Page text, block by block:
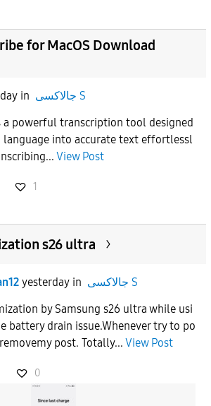
for MacOS Download
in
جالاكسى S
a powerful transcription tool designed
language into accurate text effortlessl
View Post
1
s26 ultra
yesterdayin
جالاكسى S
by Samsung s26 ultra while usi
battery drain issue.Whenever try to po
post. Totally... View Post
0